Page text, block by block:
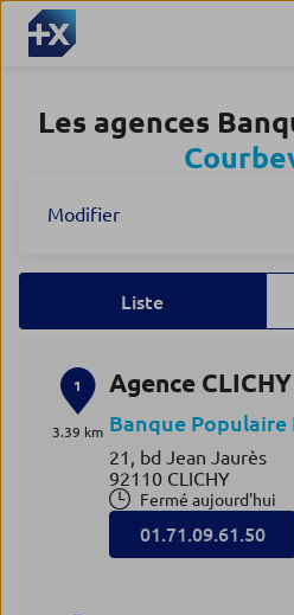
Les agences
Modifier
Liste
1
3.39 km
Agence CLICHY
Banque Populaire
21, bd Jean Jaurès
92110 CLICHY
Fermé aujourd'hui
01.71.09.61.50